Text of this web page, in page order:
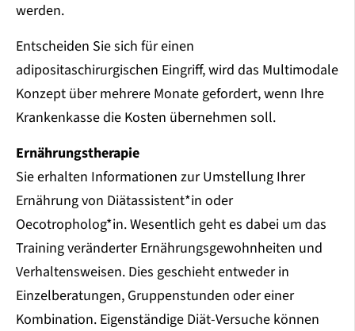
werden.
Entscheiden Sie sich für einen
adipositaschirurgischen Eingriff, wird das Multimodale
Konzept über mehrere Monate gefordert, wenn Ihre
Krankenkasse die Kosten übernehmen soll.
Ernährungstherapie
Sie erhalten Informationen zur Umstellung Ihrer
Ernährung von Diätassistent*in oder
Oecotropholog*in. Wesentlich geht es dabei um das
Training veränderter Ernährungsgewohnheiten und
Verhaltensweisen. Dies geschieht entweder in
Einzelberatungen, Gruppenstunden oder einer
Kombination. Eigenständige Diät-Versuche können